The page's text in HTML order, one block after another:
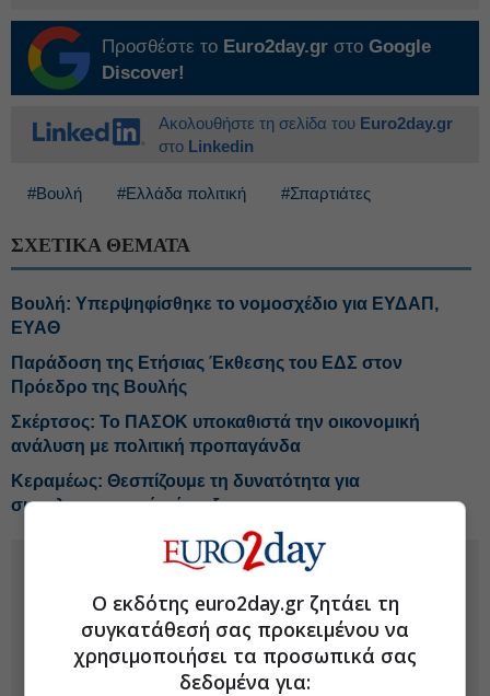
Προσθέστε το Euro2day.gr στο Google
Discover!
Ακολουθήστε τη σελίδα του Euro2day.gr
στο Linkedin
#Βουλή #Ελλάδα πολιτική #Σπαρτιάτες
ΣΧΕΤΙΚΑ ΘΕΜΑΤΑ
Βουλή: Υπερψηφίσθηκε το νομοσχέδιο για ΕΥΔΑΠ,
ΕΥΑΘ
Παράδοση της Ετήσιας Έκθεσης του ΕΔΣ στον
Πρόεδρο της Βουλής
Σκέρτσος: Το ΠΑΣΟΚ υποκαθιστά την οικονομική
ανάλυση με πολιτική προπαγάνδα
Κεραμέως: Θεσπίζουμε τη δυνατότητα για
συμπληρωματική σύνταξη
Ο εκδότης euro2day.gr ζητάει τη
συγκατάθεσή σας προκειμένου να
χρησιμοποιήσει τα προσωπικά σας
δεδομένα για: